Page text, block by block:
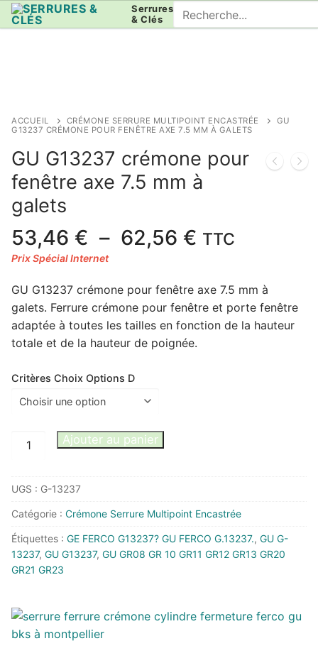
Aller
au
Serrures
& Clés
Rechercher
:
ACCUEIL CRÉMONE SERRURE MULTIPOINT ENCASTRÉE
GU
G13237 CRÉMONE POUR FENÊTRE AXE 7.5 MM À GALETS
GU G13237 crémone pour
fenêtre axe 7.5 mm à
galets
53,46 € – 62,56 € Plage
53,46 €
à
62,56 €
TTC
GU G13237 crémone pour fenêtre axe 7.5 mm à
galets. Ferrure crémone pour fenêtre et porte fenêtre
adaptée à toutes les tailles en fonction de la hauteur
totale et de la hauteur de poignée.
Critères Choix Options D
quantité
G13237
crémone
fenêtre
axe
à
galets
Ajouter au panier
UGS : G-13237
Catégorie : Crémone Serrure Multipoint Encastrée
Étiquettes : GE FERCO G13237? GU FERCO G.13237., GU G-
13237, GU G13237, GU GR08 GR 10 GR11 GR12 GR13 GR20
GR21 GR23